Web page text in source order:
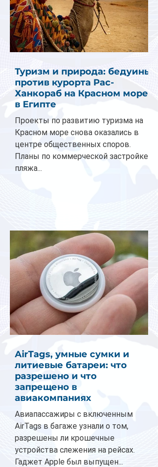
Туризм и природа: бедуины
против курорта Рас-
Ханкораб на Красном море
в Египте
Проекты по развитию туризма на
Красном море снова оказались в
центре общественных споров.
Планы по коммерческой застройке
пляжа...
AirTags, умные сумки и
литиевые батареи: что
разрешено и что
запрещено в
авиакомпаниях
Авиапассажиры с включенным
AirTags в багаже узнали о том,
разрешены ли крошечные
устройства слежения на рейсах.
Гаджет Apple был выпущен...